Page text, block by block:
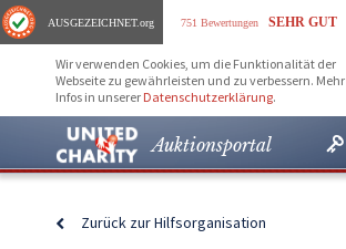
AUSGEZEICHNET.org 751 Bewertungen SEHR GUT
Wir verwenden Cookies, um die Funktionalität der
Webseite zu gewährleisten und zu verbessern. Mehr
Infos in unserer Datenschutzerklärung.
Auktionsportal
Zurück zur Hilfsorganisation